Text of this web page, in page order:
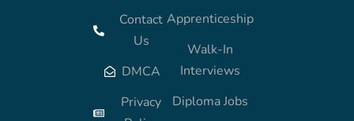
Contact
Us
DMCA
Privacy
Apprenticeship
Walk-In
Interviews
Diploma Jobs